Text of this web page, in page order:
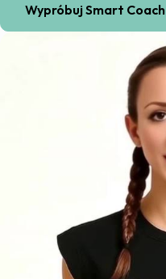
Wypróbuj Smart Coach
Coaching